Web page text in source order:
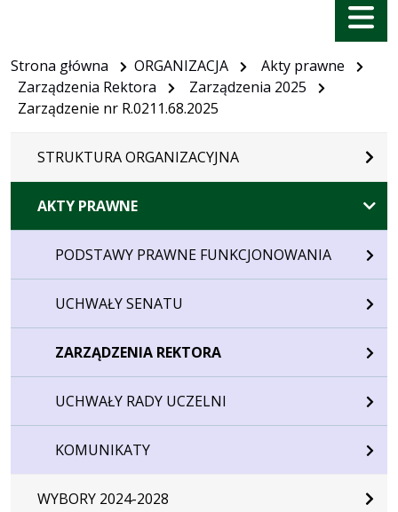
Menu
Strona główna ORGANIZACJA
Akty prawne
Zarządzenia Rektora
Zarządzenia 2025
Zarządzenie nr R.0211.68.2025
STRUKTURA ORGANIZACYJNA
AKTY PRAWNE
PODSTAWY PRAWNE FUNKCJONOWANIA
UCHWAŁY SENATU
ZARZĄDZENIA REKTORA
UCHWAŁY RADY UCZELNI
KOMUNIKATY
WYBORY 2024-2028